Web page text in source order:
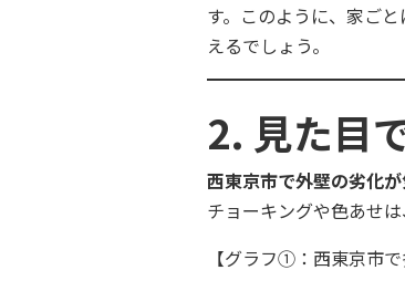
す。このように、家ご
えるでしょう。
2. 見た目
西東京市で外壁の劣化
チョーキングや色あせ
【グラフ①：西東京市